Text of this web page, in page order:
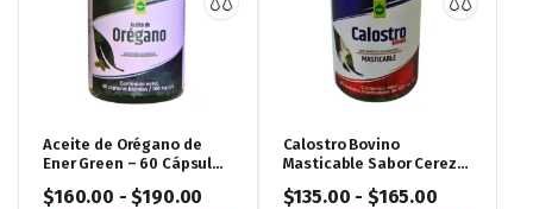
Aceite de Orégano de
Ener Green – 60 Cápsulas
$160.00 - $190.00
Calostro Bovino
Masticable Sabor Cereza
$135.00 - $165.00